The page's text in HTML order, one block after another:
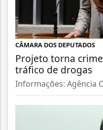
CÂMARA DOS DEPUTADOS
Projeto torna
tráfico de drogas
Informações: Agência